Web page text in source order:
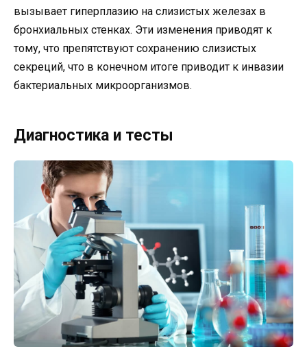
вызывает гиперплазию на слизистых железах в
бронхиальных стенках. Эти изменения приводят к
тому, что препятствуют сохранению слизистых
секреций, что в конечном итоге приводит к инвазии
бактериальных микроорганизмов.
Диагностика и тесты